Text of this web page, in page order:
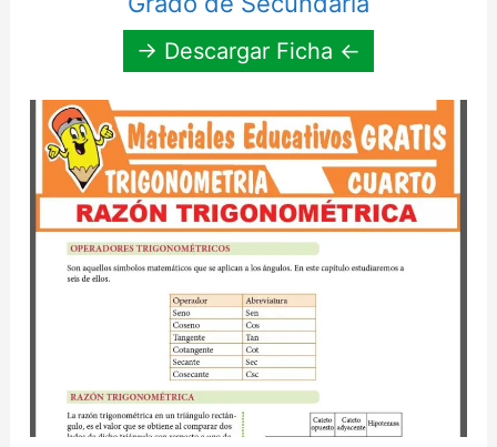
→ Descargar Ficha ←